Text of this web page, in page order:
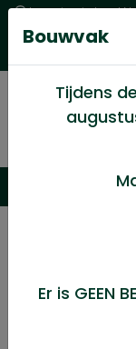
Levering in heel
Goede
Slotbouten
Bouwvak
Tijdens
Er is GEEN